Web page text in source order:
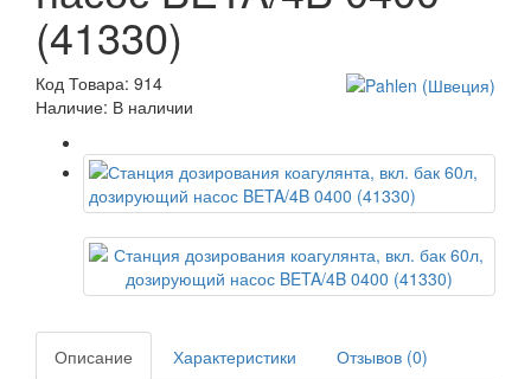
(41330)
Код Товара: 914
Наличие: В наличии
Описание Характеристики Отзывов (0)